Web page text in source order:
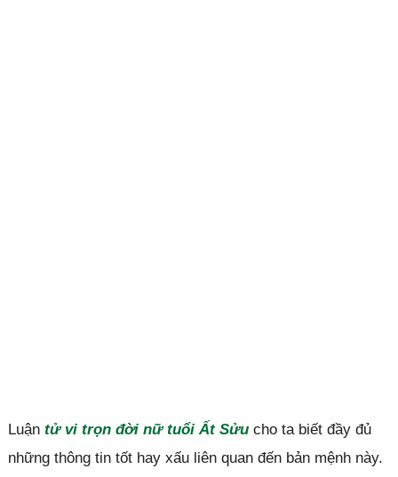
Luận tử vi trọn đời nữ tuổi Ất Sửucho ta biết đầy đủ
những thông tin tốt hay xấu liên quan đến bản mệnh này.